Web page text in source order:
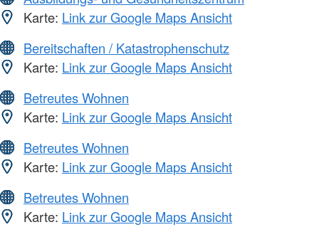
Karte: Link zur Google Maps Ansicht
Bereitschaften / Katastrophenschutz
Karte: Link zur Google Maps Ansicht
Betreutes Wohnen
Karte: Link zur Google Maps Ansicht
Betreutes Wohnen
Karte: Link zur Google Maps Ansicht
Betreutes Wohnen
Karte: Link zur Google Maps Ansicht